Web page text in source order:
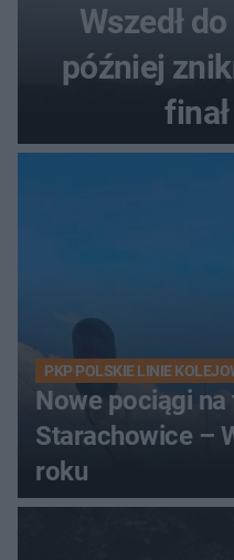
Wszedł
później
PKP POLSKIE LINIE
Nowe pociągi na
Starachowice –
roku